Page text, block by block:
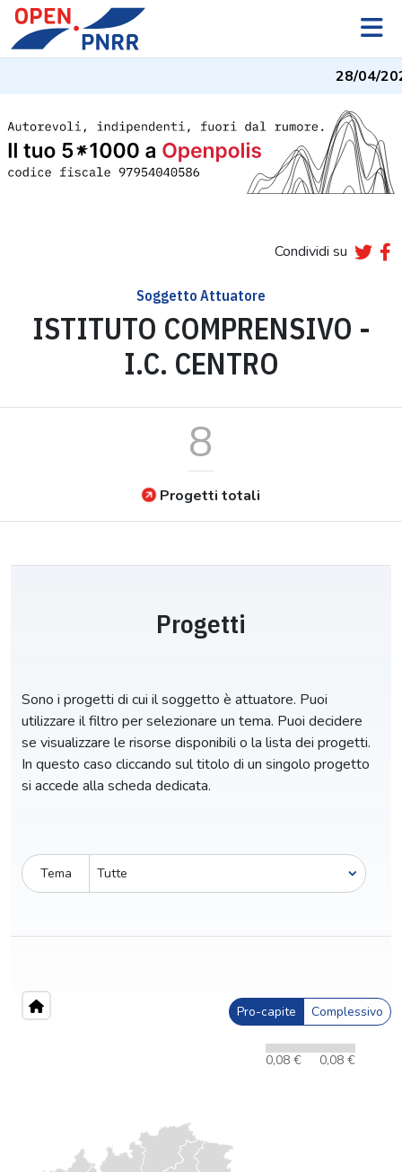
28/04/
Condividi su
Soggetto Attuatore
ISTITUTO COMPRENSIVO -
I.C. CENTRO
8
Progetti totali
Progetti
Sono i progetti di cui il soggetto è attuatore. Puoi
utilizzare il filtro per selezionare un tema. Puoi decidere
se visualizzare le risorse disponibili o la lista dei progetti.
In questo caso cliccando sul titolo di un singolo progetto
si accede alla scheda dedicata.
Tema
Pro-capite Complessivo
0,08 € 0,08 €